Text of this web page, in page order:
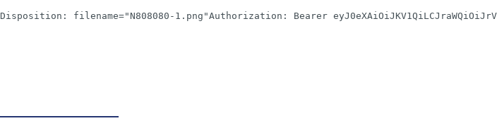
filename="N808080-1.png"Authorization: Bearer